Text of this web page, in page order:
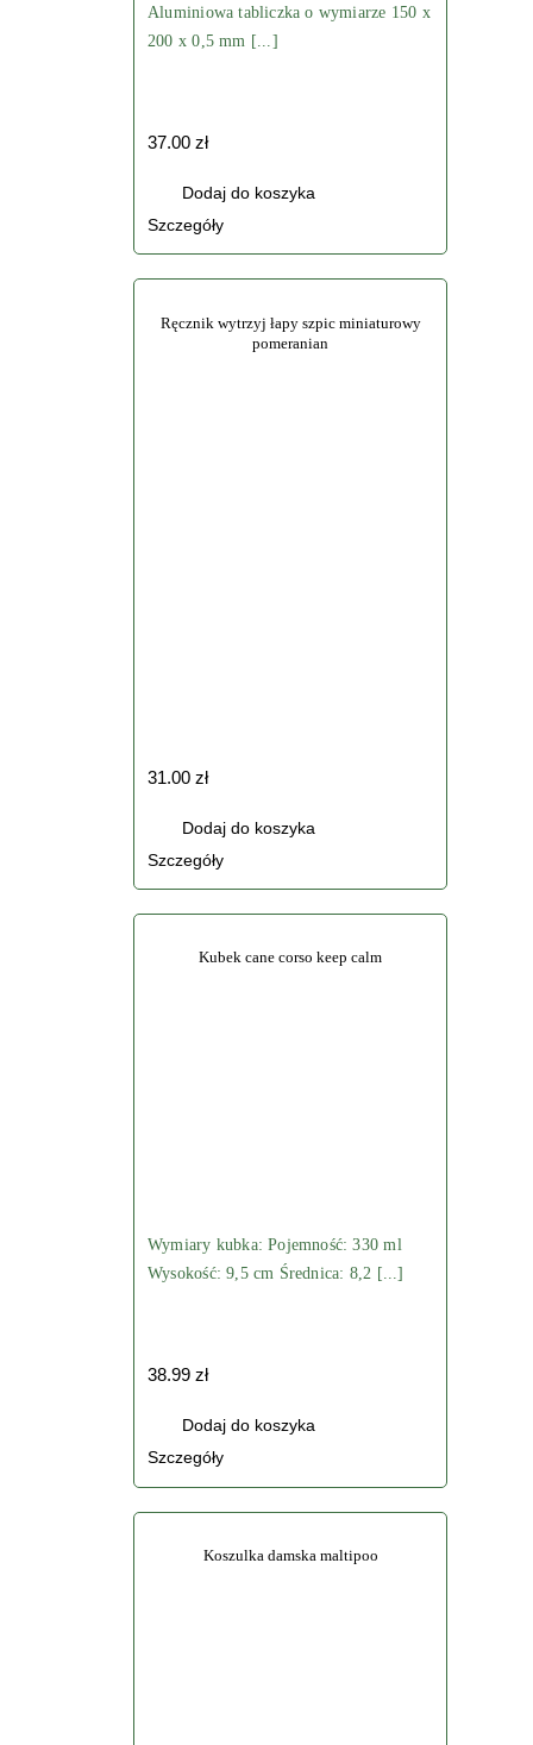
Aluminiowa tabliczka o wymiarze 150 x
200 x 0,5 mm [...]
37.00zł
Dodaj do koszyka
Szczegóły
Ręcznik wytrzyj łapy szpic miniaturowy
pomeranian
31.00zł
Dodaj do koszyka
Szczegóły
Kubek cane corso keep calm
Wymiary kubka: Pojemność: 330 ml
Wysokość: 9,5 cm Średnica: 8,2 [...]
38.99zł
Dodaj do koszyka
Szczegóły
Koszulka damska maltipoo